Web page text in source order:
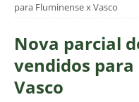
para Fluminense x Vasco
Nova parcial
vendidos
Vasco